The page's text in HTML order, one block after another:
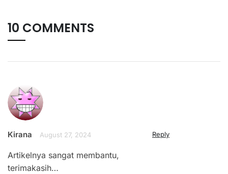
10 COMMENTS
Kirana August 27, 2024 Reply
Artikelnya sangat membantu,
terimakasih…